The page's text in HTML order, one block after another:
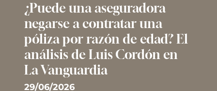
¿Puede una aseguradora
negarse a contratar una
póliza por razón de edad? El
análisis de Luis Cordón en
La Vanguardia
29/06/2026